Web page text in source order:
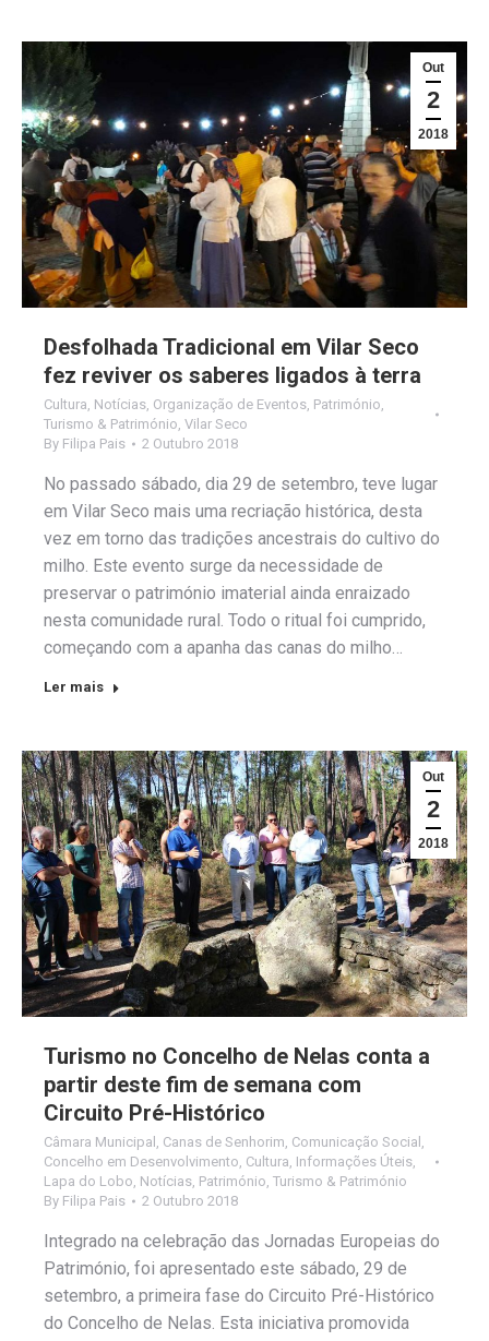
Out
2
2018
Desfolhada Tradicional em Vilar Seco
fez reviver os saberes ligados à terra
Cultura, Notícias, Organização de Eventos, Património,
Turismo & Património, Vilar Seco
By Filipa Pais 2 Outubro 2018
No passado sábado, dia 29 de setembro, teve lugar
em Vilar Seco mais uma recriação histórica, desta
vez em torno das tradições ancestrais do cultivo do
milho. Este evento surge da necessidade de
preservar o património imaterial ainda enraizado
nesta comunidade rural. Todo o ritual foi cumprido,
começando com a apanha das canas do milho…
Ler mais
Out
2
2018
Turismo no Concelho de Nelas conta a
partir deste fim de semana com
Circuito Pré-Histórico
Câmara Municipal , Canas de Senhorim, Comunicação Social ,
Concelho em Desenvolvimento, Cultura, Informações Úteis,
Lapa do Lobo, Notícias, Património, Turismo & Património
By Filipa Pais 2 Outubro 2018
Integrado na celebração das Jornadas Europeias do
Património, foi apresentado este sábado, 29 de
setembro, a primeira fase do Circuito Pré-Histórico
do Concelho de Nelas. Esta iniciativa promovida